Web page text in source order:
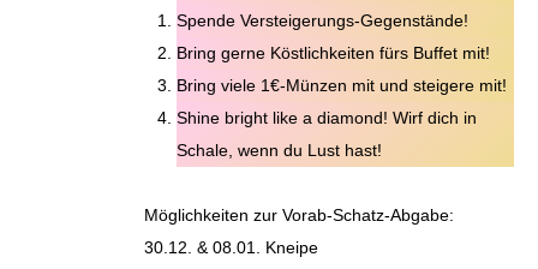
Spende Versteigerungs-Gegenstände!
Bring gerne Köstlichkeiten fürs Buffet mit!
Bring viele 1€-Münzen mit und steigere mit!
Shine bright like a diamond! Wirf dich in
Schale, wenn du Lust hast!
Möglichkeiten zur Vorab-Schatz-Abgabe:
30.12. & 08.01. Kneipe